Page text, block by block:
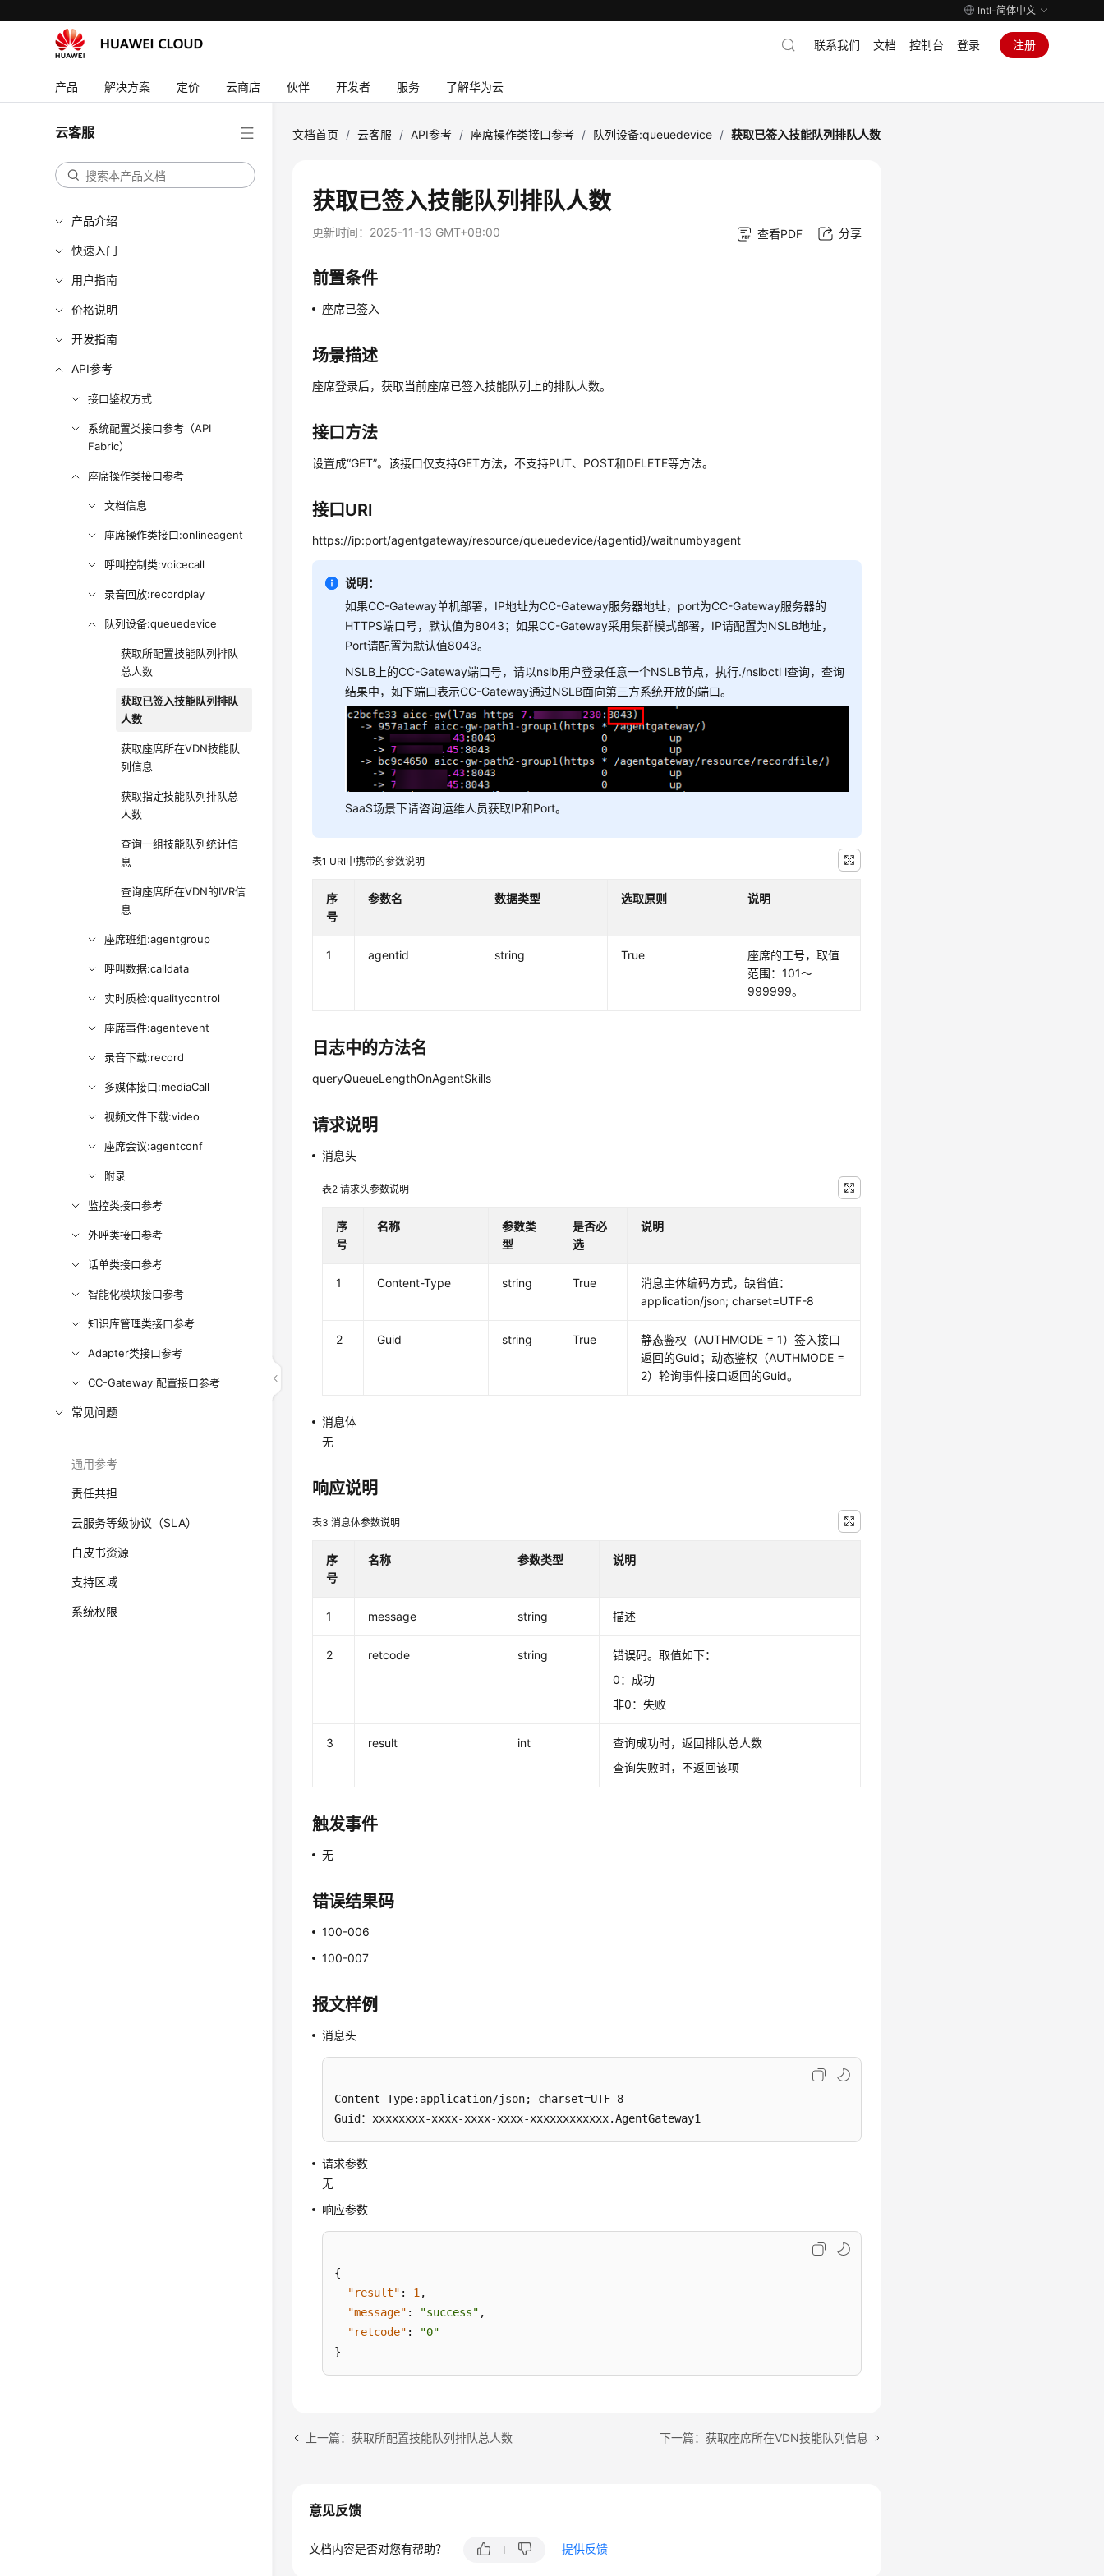
Intl-简体中文
产品 解决方案 定价 云商店 伙伴 开发者 服务 了解华为云
联系我们 文档 控制台 登录 注册
云客服
产品介绍
快速入门
用户指南
价格说明
开发指南
API参考
接口鉴权方式
系统配置类接口参考（API
Fabric）
座席操作类接口参考
文档信息
座席操作类接口:onlineagent
呼叫控制类:voicecall
录音回放:recordplay
队列设备:queuedevice
获取所配置技能队列排队
总人数
获取已签入技能队列排队
人数
获取座席所在VDN技能队
列信息
获取指定技能队列排队总
人数
查询一组技能队列统计信
息
查询座席所在VDN的IVR信
息
座席班组:agentgroup
呼叫数据:calldata
实时质检:qualitycontrol
座席事件:agentevent
录音下载:record
多媒体接口:mediaCall
视频文件下载:video
座席会议:agentconf
附录
监控类接口参考
外呼类接口参考
话单类接口参考
智能化模块接口参考
知识库管理类接口参考
Adapter类接口参考
CC-Gateway 配置接口参考
常见问题
通用参考
责任共担
云服务等级协议（SLA）
白皮书资源
支持区域
系统权限
文档首页 / 云客服 / API参考 / 座席操作类接口参考 / 队列设备:queuedevice / 获取已签入技能队列排队人数
获取已签入技能队列排队人数
更新时间： 2025-11-13 GMT+08:00 查看PDF 分享
前置条件
座席已签入
场景描述
座席登录后，获取当前座席已签入技能队列上的排队人数。
接口方法
设置成“GET”。该接口仅支持GET方法，不支持PUT、POST和DELETE等方法。
接口URI
https://ip:port/agentgateway/resource/queuedevice/{agentid}/waitnumbyagent
说明：
如果CC-Gateway单机部署，IP地址为CC-Gateway服务器地址，port为CC-Gateway服务器的
HTTPS端口号，默认值为8043；如果CC-Gateway采用集群模式部署，IP请配置为NSLB地址，
Port请配置为默认值8043。
NSLB上的CC-Gateway端口号，请以nslb用户登录任意一个NSLB节点，执行./nslbctl l查询，查询
结果中，如下端口表示CC-Gateway通过NSLB面向第三方系统开放的端口。
SaaS场景下请咨询运维人员获取IP和Port。
表1 URI中携带的参数说明
序
号
参数名 数据类型 选取原则 说明
1 agentid string True
座席的工号，取值
范围：101～
999999。
日志中的方法名
queryQueueLengthOnAgentSkills
请求说明
消息头
表2请求头参数说明
序
号
名称
参数类
型
是否必
选
说明
1 Content-Type string True
消息主体编码方式，缺省值：
application/json; charset=UTF-8
2 Guid string True
静态鉴权（AUTHMODE = 1）签入接口
返回的Guid；动态鉴权（AUTHMODE =
2）轮询事件接口返回的Guid。
消息体
无
响应说明
表3消息体参数说明
序
号
名称 参数类型 说明
1 message string 描述
2 retcode string
错误码。取值如下：
0：成功
非0：失败
3 result int
查询成功时，返回排队总人数
查询失败时，不返回该项
触发事件
无
错误结果码
100-006
100-007
报文样例
消息头
Content-Type:application/json; charset=UTF-8
Guid：xxxxxxxx-xxxx-xxxx-xxxx-xxxxxxxxxxxx.AgentGateway1
请求参数
无
响应参数
{
"result" : 1 ,
"message" : "success" ,
"retcode" :
"0"
}
上一篇：获取所配置技能队列排队总人数 下一篇：获取座席所在VDN技能队列信息
意见反馈
文档内容是否对您有帮助？ 提供反馈